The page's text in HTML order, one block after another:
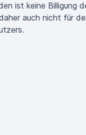
ist keine Billigung
auch nicht für